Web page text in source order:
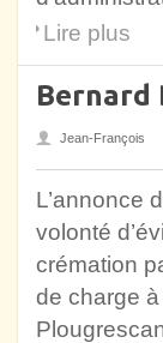
Lire plus
Bernard
Jean-François
L’annonce
volonté
crémation
de charge